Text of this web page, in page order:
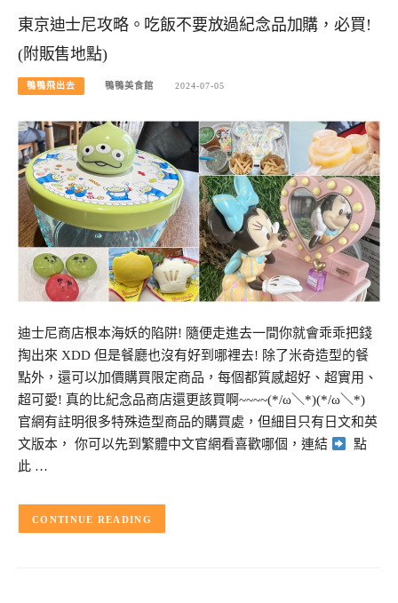
東京迪士尼攻略。吃飯不要放過紀念品加購，必買!
(附販售地點)
鴨鴨飛出去 鴨鴨美食館 2024-07-05
迪士尼商店根本海妖的陷阱! 隨便走進去一間你就會乖乖把錢
掏出來 XDD 但是餐廳也沒有好到哪裡去! 除了米奇造型的餐
點外，還可以加價購買限定商品，每個都質感超好、超實用、
超可愛! 真的比紀念品商店還更該買啊~~~~(*/ω＼*)(*/ω＼*)
官網有註明很多特殊造型商品的購買處，但細目只有日文和英
文版本， 你可以先到繁體中文官網看喜歡哪個，連結
點
此 …
CONTINUE READING